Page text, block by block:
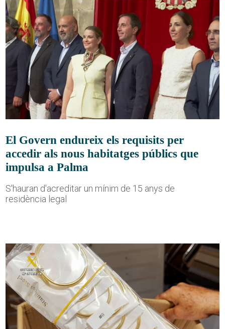
El Govern endureix els requisits per
accedir als nous habitatges públics que
impulsa a Palma
S'hauran d'acreditar un mínim de 15 anys de
residència legal